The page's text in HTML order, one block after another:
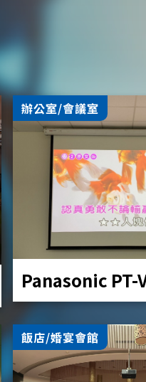
辦公室/會議室
Panasonic PT-
飯店/婚宴會館